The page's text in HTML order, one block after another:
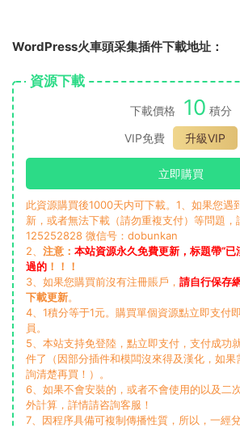
WordPress火車頭采集插件下載地址：
資源下載
下載價格 10 積分
VIP免費
升級VIP
立即購買
此資源購買後1000天内可下載。1、如果您遇
新，或者無法下載（請勿重複支付）等問題，
125252828 微信号：dobunkan
2、 注意： 本站資源永久免費更新，标題帶“已
過的 ！！！
3、如果您購買前沒有注冊賬戶， 請自行保存
下載更新。
4、1積分等于1元。購買單個資源點立即支付
員。
5、本站支持免登陸，點立即支付，支付成功
件了（因部分插件和模闆沒來得及漢化，如果
詢清楚再買！）。
6、如果不會安裝的，或者不會使用的以及二
外計算，詳情請咨詢客服！
7、因程序具備可複制傳播性質，所以，一經